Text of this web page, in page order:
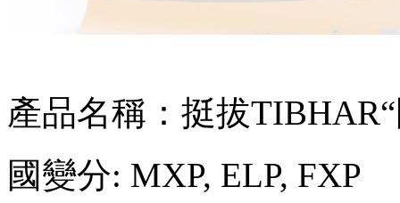
產品名稱：挺拔
國變分: MXP, ELP, FXP